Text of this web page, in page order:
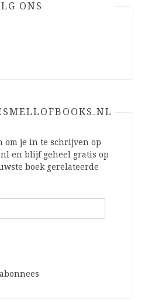
ONS
om je in te schrijven op
en blijf geheel gratis op
boek gerelateerde